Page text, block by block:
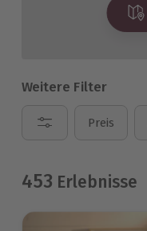
Weitere Filter
Preis
453 Erlebnisse